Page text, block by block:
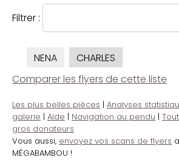
Filtrer :
NENA
CHARLES
Comparer les flyers de cette liste
Les plus belles pièces | Analyses
galerie | Aide | Navigation au pendu |
gros donateurs
Vous aussi, envoyez vos scans de flyers
MÉGABAMBOU !